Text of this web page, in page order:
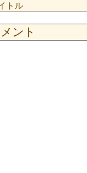
トル
ント